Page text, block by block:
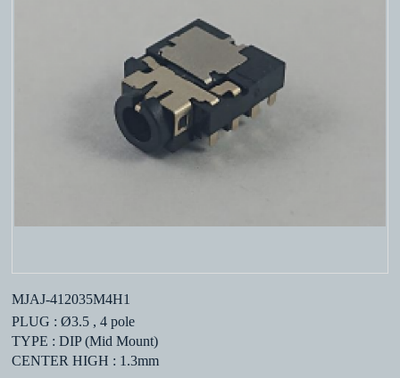
MJAJ-412035M4H1
PLUG : Ø3.5 , 4 pole
TYPE : DIP (Mid Mount)
CENTER HIGH : 1.3mm